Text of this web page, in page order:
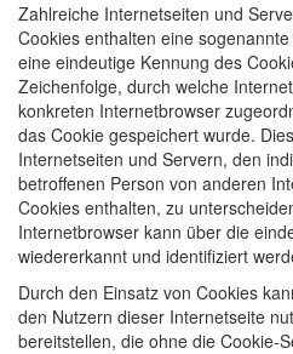
Zahlreiche Internetseiten und
Cookies enthalten eine
eine eindeutige Kennung des
Zeichenfolge, durch welche
konkreten Internetbrowser
das Cookie gespeichert wurde.
Internetseiten und Servern, den
betroffenen Person von anderen
Cookies enthalten, zu
Internetbrowser kann über die
wiedererkannt und identifiziert
Durch den Einsatz von Cookies
den Nutzern dieser Internetseite
bereitstellen, die ohne die Cookie-